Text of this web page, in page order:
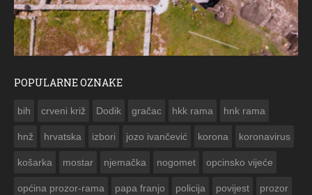
POPULARNE OZNAKE
bih crveni križ Dodik gračac hkk rama hnk rama
hnž hrvatska izbori jozo ivančević korona koronavirus
košarka mostar njemačka nogomet opcinsko vijeće
općina prozor-rama papa franjo policija povijest prozor